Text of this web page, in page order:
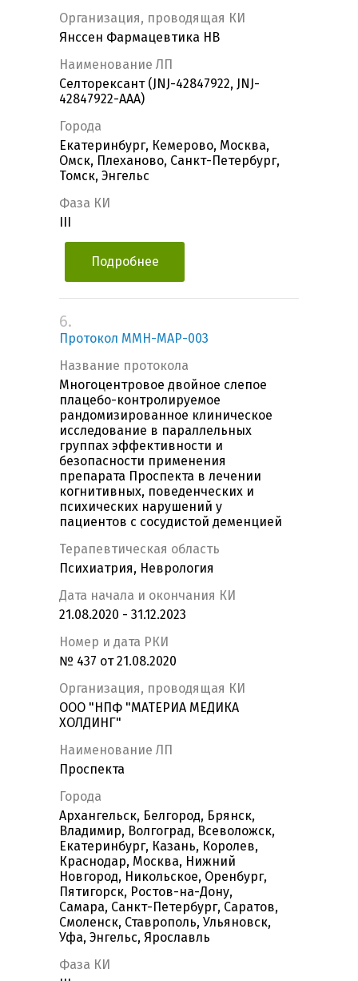
Организация, проводящая КИ
Янссен Фармацевтика НВ
Наименование ЛП
Селторексант (JNJ-42847922, JNJ-
42847922-AAA)
Города
Екатеринбург, Кемерово, Москва,
Омск, Плеханово, Санкт-Петербург,
Томск, Энгельс
Фаза КИ
Подробнее
6.
Протокол MMH-MAP-003
Название протокола
Многоцентровое двойное слепое
плацебо-контролируемое
рандомизированное клиническое
исследование в параллельных
группах эффективности и
безопасности применения
препарата Проспекта в лечении
когнитивных, поведенческих и
психических нарушений у
пациентов с сосудистой деменцией
Терапевтическая область
Психиатрия, Неврология
Дата начала и окончания КИ
21.08.2020 - 31.12.2023
Номер и дата РКИ
№ 437 от 21.08.2020
Организация, проводящая КИ
ООО "НПФ "МАТЕРИА МЕДИКА
ХОЛДИНГ"
Наименование ЛП
Проспекта
Города
Архангельск, Белгород, Брянск,
Владимир, Волгоград, Всеволожск,
Екатеринбург, Казань, Королев,
Краснодар, Москва, Нижний
Новгород, Никольское, Оренбург,
Пятигорск, Ростов-на-Дону,
Самара, Санкт-Петербург, Саратов,
Смоленск, Ставрополь, Ульяновск,
Уфа, Энгельс, Ярославль
Фаза КИ